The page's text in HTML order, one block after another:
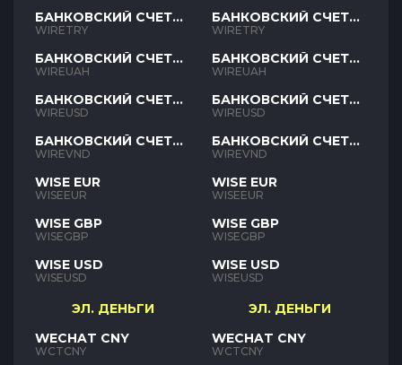
БАНКОВСКИЙ СЧЕТ
TRY
WIRETRY
БАНКОВСКИЙ СЧЕТ
UAH
WIREUAH
БАНКОВСКИЙ СЧЕТ
USD
WIREUSD
БАНКОВСКИЙ СЧЕТ
VND
WIREVND
WISE EUR
WISEEUR
WISE GBP
WISEGBP
WISE USD
WISEUSD
ЭЛ. ДЕНЬГИ
WECHAT CNY
WCTCNY
БАНКОВСКИЙ СЧЕТ
TRY
WIRETRY
БАНКОВСКИЙ СЧЕТ
UAH
WIREUAH
БАНКОВСКИЙ СЧЕТ
USD
WIREUSD
БАНКОВСКИЙ СЧЕТ
VND
WIREVND
WISE EUR
WISEEUR
WISE GBP
WISEGBP
WISE USD
WISEUSD
ЭЛ. ДЕНЬГИ
WECHAT CNY
WCTCNY